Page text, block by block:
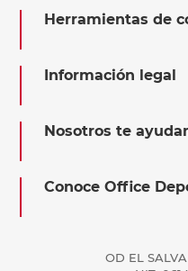
Herramientas de
Información legal
Nosotros te
Conoce Office
OD EL